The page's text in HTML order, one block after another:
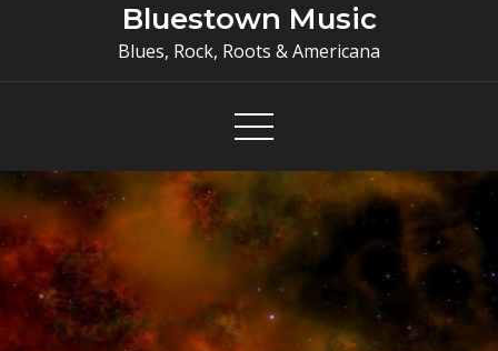
Bluestown Music
Blues, Rock, Roots & Americana